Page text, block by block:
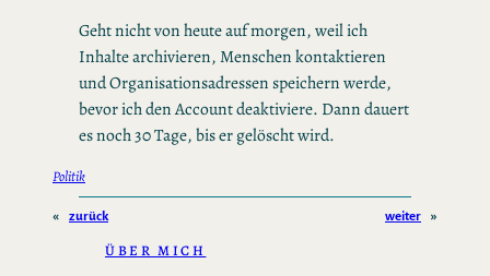
Geht nicht von heute auf morgen, weil ich
Inhalte archivieren, Menschen kontaktieren
und Organisationsadressen speichern werde,
bevor ich den Account deaktiviere. Dann dauert
es noch 30 Tage, bis er gelöscht wird.
Politik
« zurück weiter »
ÜBER MICH